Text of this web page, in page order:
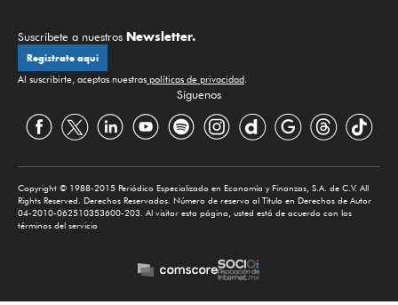
Suscríbete a nuestros Newsletter.
Regístrate aquí
Al suscribirte, aceptas nuestras políticas de privacidad.
Síguenos
Copyright © 1988-2015 Periódico Especializado en Economía y Finanzas, S.A. de C.V. All
Rights Reserved. Derechos Reservados. Número de reserva al Título en Derechos de Autor
04-2010-062510353600-203. Al visitar esta página, usted está de acuerdo con los
términos del servicio